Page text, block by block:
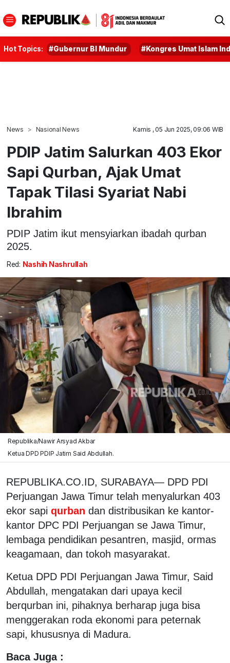
Hot Topics: #Gubernur BI Mundur #Kongres Umat Islam
News Nasional News Kamis , 05 Jun 2025, 09:06 WIB
PDIP Jatim Salurkan 403 Ekor
Sapi Qurban, Ajak Umat
Tapak Tilasi Syariat Nabi
Ibrahim
PDIP Jatim ikut mensyiarkan ibadah qurban
2025.
Red: Nashih Nashrullah
Republika/Nawir Arsyad Akbar
Ketua DPD PDIP Jatim Said Abdullah.
REPUBLIKA.CO.ID, SURABAYA— DPD PDI
Perjuangan Jawa Timur telah menyalurkan 403
ekor sapi qurban dan distribusikan ke kantor-
kantor DPC PDI Perjuangan se Jawa Timur,
lembaga pendidikan pesantren, masjid, ormas
keagamaan, dan tokoh masyarakat.
Ketua DPD PDI Perjuangan Jawa Timur, Said
Abdullah, mengatakan dari upaya kecil
berqurban ini, pihaknya berharap juga bisa
menggerakan roda ekonomi para peternak
sapi, khususnya di Madura.
Baca Juga :